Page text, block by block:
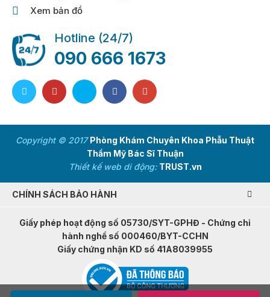
Xem bản đồ
Hotline (24/7)
090 666 1673
Copyright © 2017Phòng Khám Chuyên Khoa Phẫu Thuật
Thẩm Mỹ Bác Sĩ Thuận
Thiết kế web di động: TRUST.vn
CHÍNH SÁCH BẢO HÀNH
Giấy phép hoạt động số 05730/SYT-GPHĐ - Chứng chỉ
hành nghề số 000460/BYT-CCHN
Giấy chứng nhận KD số 41A8039955